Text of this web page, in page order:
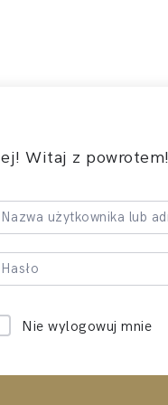
Witaj z powrotem!
Nie wylogowuj mnie